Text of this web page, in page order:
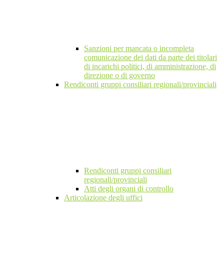
Sanzioni per mancata o incompleta
comunicazione dei dati da parte dei titolari
di incarichi politici, di amministrazione, di
direzione o di governo
Rendiconti gruppi consiliari regionali/provinciali
Rendiconti gruppi consiliari
regionali/provinciali
Atti degli organi di controllo
Articolazione degli uffici